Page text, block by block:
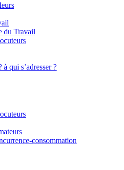
du Travail
qui s’adresser ?
consommation